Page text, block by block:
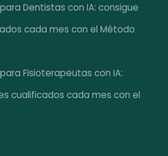
Dentistas con IA: consigue
cada mes con el Método
Fisioterapeutas con IA:
cualificados cada mes con el